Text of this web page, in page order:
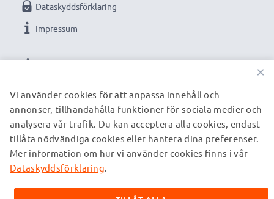
VÅRA BETALNINGSALTERNATIV
Dataskyddsförklaring
Impressum
VÅRA FRAKTPARTNERS
© subtel.se 2026
Alla priser är inklusive moms och exklusive fraktkostnader.
varumärken tillhörande deras ägare och anges på våra
×
Vi använder cookies för att anpassa innehåll och
annonser, tillhandahålla funktioner för sociala medier och
analysera vår trafik. Du kan acceptera alla cookies, endast
tillåta nödvändiga cookies eller hantera dina preferenser.
Mer information om hur vi använder cookies finns i vår
Dataskyddsförklaring.